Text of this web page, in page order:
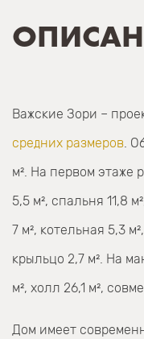
Важские Зори –
средних размеров.
м². На первом этаже
5,5 м², спальня 11,8
7 м², котельная 5,3
крыльцо 2,7 м². На
м², холл 26,1 м²,
Дом имеет